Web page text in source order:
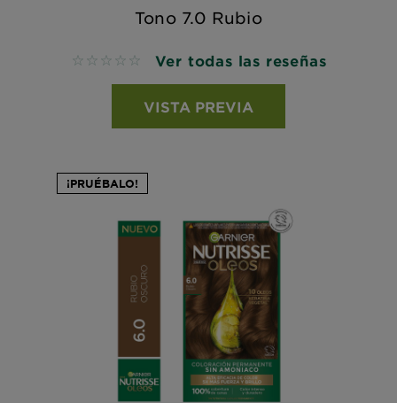
Tono 7.0 Rubio
No reviews Ver todas las reseñas
VISTA PREVIA
¡PRUÉBALO!